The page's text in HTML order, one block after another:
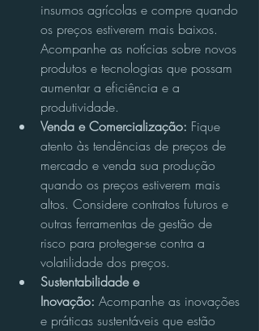
insumos agrícolas e compre quando
os preços estiverem mais baixos.
Acompanhe as notícias sobre novos
produtos e tecnologias que possam
aumentar a eficiência e a
produtividade.
Venda e Comercialização: Fique
atento às tendências de preços de
mercado e venda sua produção
quando os preços estiverem mais
altos. Considere contratos futuros e
outras ferramentas de gestão de
risco para proteger-se contra a
volatilidade dos preços.
Sustentabilidade e
Inovação: Acompanhe as inovações
e práticas sustentáveis que estão